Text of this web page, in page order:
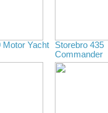
Motor Yacht
Storebro 435
Commander